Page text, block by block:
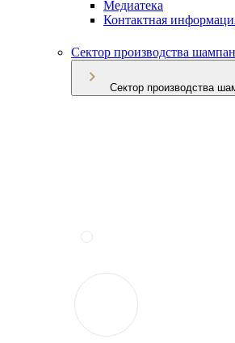
Медиатека
Контактная
Сектор производства
Сектор производства